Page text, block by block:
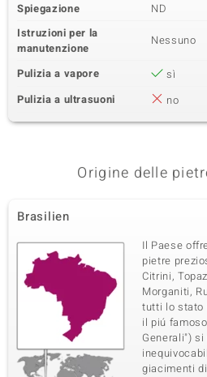
Spiegazione
ND
Istruzioni per la
manutenzione
Nessuno
Pulizia a vapore
sì
Pulizia a ultrasuoni
no
Origine delle
Brasilien
Il Paese
pietre
Citrini,
Morganiti,
tutti lo stato
il piú
Generali")
giacimenti